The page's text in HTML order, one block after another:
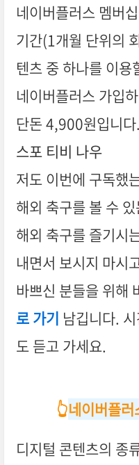
네이버플러스 멤버
기간(1개월 단위의
텐츠 중 하나를 이용
네이버플러스 가입
단돈 4,900원입니다.
스포 티비 나우
저도 이번에 구독했
해외 축구를 볼 수
해외 축구를 즐기시
내면서 보시지 마시
바쁘신 분들을 위해
로 가기 남깁니다.
도 듣고 가세요.
👆️네이버플
디지털 콘텐츠의 종